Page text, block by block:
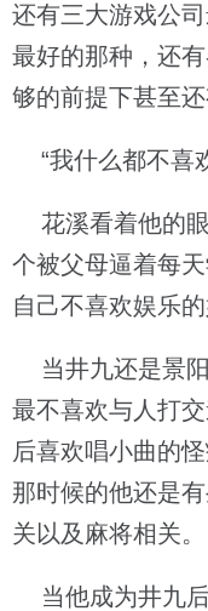
还有三大游戏公
最好的那种，还
够的前提下甚至还
“我什么都不喜
花溪看着他的
个被父母逼着每
自己不喜欢娱乐的
当井九还是景阳
最不喜欢与人打
后喜欢唱小曲的
那时候的他还是
关以及麻将相关。
当他成为井九